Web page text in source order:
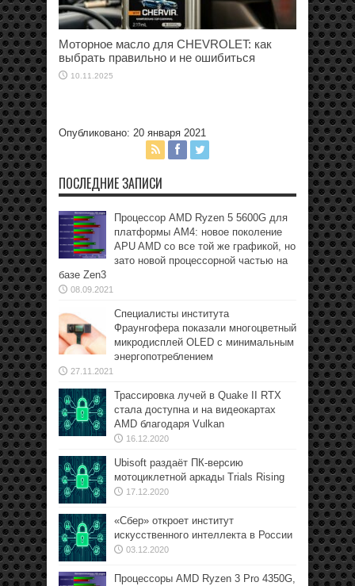
Моторное масло для CHEVROLET: как
выбрать правильно и не ошибиться
10.11.2025
Опубликовано: 20 января 2021
ПОСЛЕДНИЕ ЗАПИСИ
Процессор AMD Ryzen 5 5600G для
платформы АМ4: новое поколение
APU AMD со все той же графикой, но
зато новой процессорной частью на
базе Zen3
08.09.2021
Специалисты института
Фраунгофера показали многоцветный
микродисплей OLED с минимальным
энергопотреблением
27.11.2021
Трассировка лучей в Quake II RTX
стала доступна и на видеокартах
AMD благодаря Vulkan
16.12.2020
Ubisoft раздаёт ПК-версию
мотоциклетной аркады Trials Rising
17.12.2020
«Сбер» откроет институт
искусственного интеллекта в России
03.12.2020
Процессоры AMD Ryzen 3 Pro 4350G,